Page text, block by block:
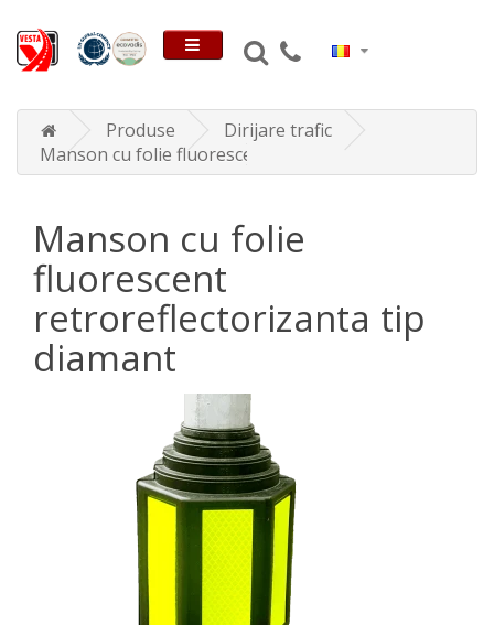
Produse
Dirijare trafic
Manson cu folie fluorescent retroreflectorizanta tip
Manson cu folie
fluorescent
retroreflectorizanta tip
diamant